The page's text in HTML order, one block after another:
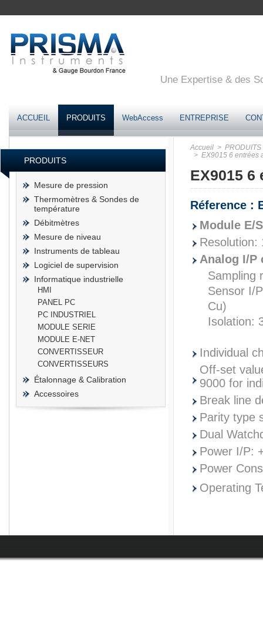
Une Expertise & des
ACCUEIL PRODUITS WebAccess ENTREPRISE
PRODUITS
Mesure de pression
Thermomètres & Sondes de
température
Débitmètres
Mesure de niveau
Instruments de tableau
Logiciel de supervision
Informatique industrielle
HMI
PANEL PC
PC INDUSTRIEL
MODULE SERIE
MODULE E-NET
CONVERTISSEUR
CONVERTISSEURS
Étalonnage & Calibration
Accessoires
Accueil > PRODUITS
> EX9015 6 entrées
EX9015
Réference :
Module E/
Resolution:
Analog I/P
Sampling
Sensor I/
Cu)
Isolation:
Individual
Off-set
9000 for
Break line
Parity type
Dual
Power I/P:
Power
Operating